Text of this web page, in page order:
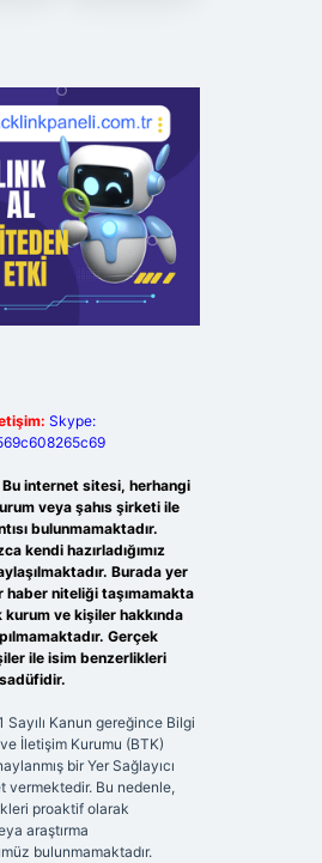
Skype:
Bu internet sitesi, herhangi
veya şahıs şirketi ile
bulunmamaktadır.
kendi hazırladığımız
Burada yer
haber niteliği taşımamakta
ve kişiler hakkında
Gerçek
ile isim benzerlikleri
Sayılı Kanun gereğince Bilgi
İletişim Kurumu (BTK)
bir Yer Sağlayıcı
vermektedir. Bu nedenle,
proaktif olarak
araştırma
bulunmamaktadır.